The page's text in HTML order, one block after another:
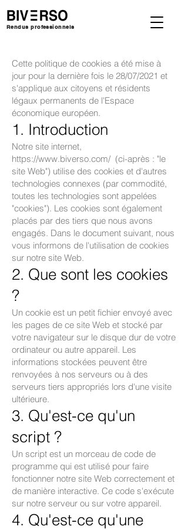
Rendus professionnels
Cette politique de cookies a été mise à
jour pour la dernière fois le 28/07/2021 et
s'applique aux citoyens et résidents
légaux permanents de l'Espace
économique européen.
1. Introduction
Notre site internet,
https://www.biverso.com/ (ci-après : "le
site Web") utilise des cookies et d'autres
technologies connexes (par commodité,
toutes les technologies sont appelées
"cookies"). Les cookies sont également
placés par des tiers que nous avons
engagés. Dans le document suivant, nous
vous informons de l'utilisation de cookies
sur notre site Web.
2. Que sont les cookies
?
Un cookie est un petit fichier envoyé avec
les pages de ce site Web et stocké par
votre navigateur sur le disque dur de votre
ordinateur ou autre appareil. Les
informations stockées peuvent être
renvoyées à nos serveurs ou à des
serveurs tiers appropriés lors d'une visite
ultérieure.
3. Qu'est-ce qu'un
script ?
Un script est un morceau de code de
programme qui est utilisé pour faire
fonctionner notre site Web correctement et
de manière interactive. Ce code s'exécute
sur notre serveur ou sur votre appareil.
4. Qu'est-ce qu'une